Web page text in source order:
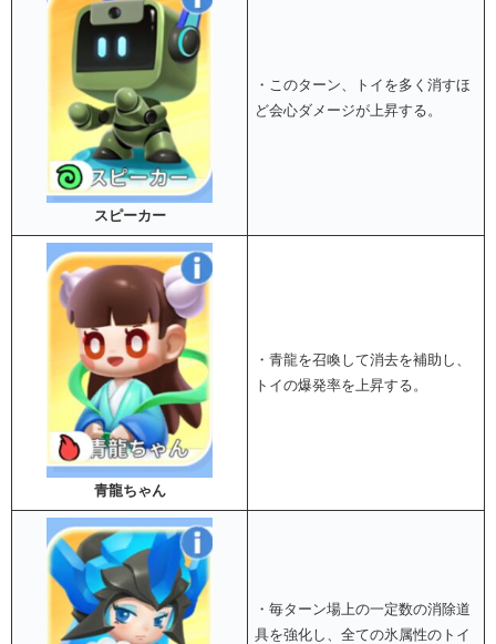
スピーカー
・このターン、トイを多く消すほ
ど会心ダメージが上昇する。
青龍ちゃん
・青龍を召喚して消去を補助し、
トイの爆発率を上昇する。
・毎ターン場上の一定数の消除道
具を強化し、全ての氷属性のトイ